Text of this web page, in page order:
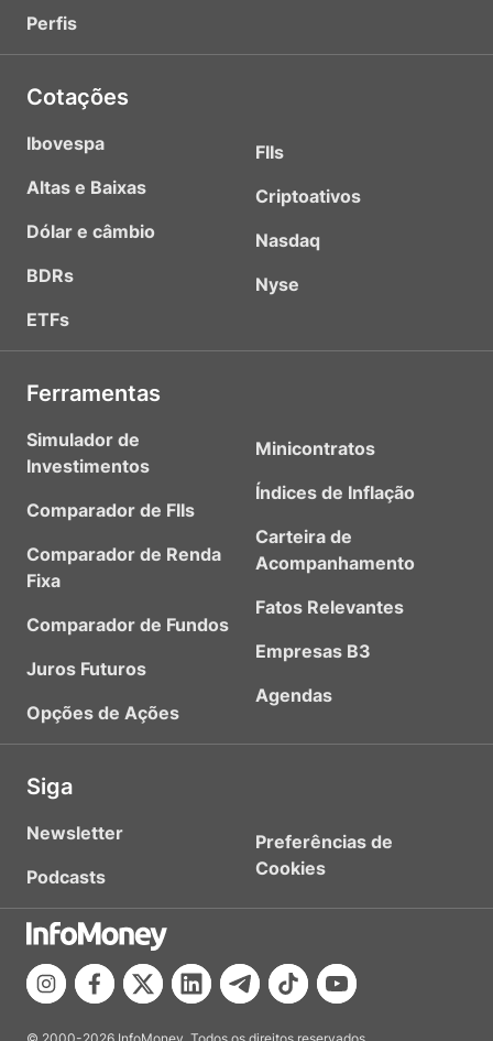
Perfis
Cotações
Ibovespa
Altas e Baixas
Dólar e câmbio
BDRs
ETFs
FIIs
Criptoativos
Nasdaq
Nyse
Ferramentas
Simulador de
Investimentos
Comparador de FIIs
Comparador de Renda
Fixa
Comparador de Fundos
Juros Futuros
Opções de Ações
Minicontratos
Índices de Inflação
Carteira de
Acompanhamento
Fatos Relevantes
Empresas B3
Agendas
Siga
Newsletter
Podcasts
Preferências de
Cookies